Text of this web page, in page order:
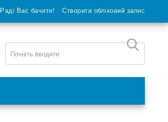
Раді Вас бачити! Створити обліковий запис